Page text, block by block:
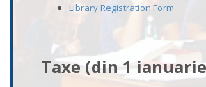
Library Registration Form
Taxe (din 1